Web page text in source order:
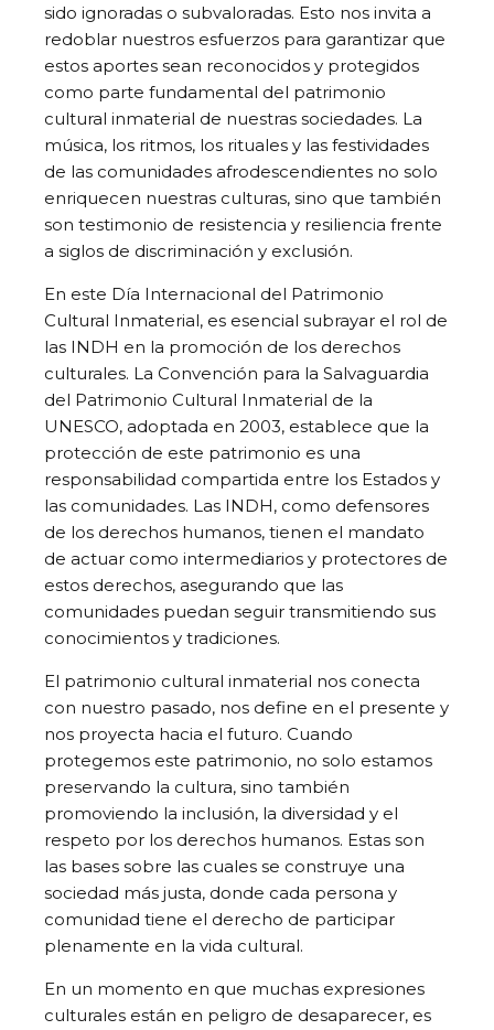
sido ignoradas o subvaloradas. Esto nos invita a
redoblar nuestros esfuerzos para garantizar que
estos aportes sean reconocidos y protegidos
como parte fundamental del patrimonio
cultural inmaterial de nuestras sociedades. La
música, los ritmos, los rituales y las festividades
de las comunidades afrodescendientes no solo
enriquecen nuestras culturas, sino que también
son testimonio de resistencia y resiliencia frente
a siglos de discriminación y exclusión.
En este Día Internacional del Patrimonio
Cultural Inmaterial, es esencial subrayar el rol de
las INDH en la promoción de los derechos
culturales. La Convención para la Salvaguardia
del Patrimonio Cultural Inmaterial de la
UNESCO, adoptada en 2003, establece que la
protección de este patrimonio es una
responsabilidad compartida entre los Estados y
las comunidades. Las INDH, como defensores
de los derechos humanos, tienen el mandato
de actuar como intermediarios y protectores de
estos derechos, asegurando que las
comunidades puedan seguir transmitiendo sus
conocimientos y tradiciones.
El patrimonio cultural inmaterial nos conecta
con nuestro pasado, nos define en el presente y
nos proyecta hacia el futuro. Cuando
protegemos este patrimonio, no solo estamos
preservando la cultura, sino también
promoviendo la inclusión, la diversidad y el
respeto por los derechos humanos. Estas son
las bases sobre las cuales se construye una
sociedad más justa, donde cada persona y
comunidad tiene el derecho de participar
plenamente en la vida cultural.
En un momento en que muchas expresiones
culturales están en peligro de desaparecer, es